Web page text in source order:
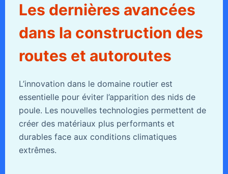
Les dernières avancées
dans la construction des
routes et autoroutes
L’innovation dans le domaine routier est
essentielle pour éviter l’apparition des nids de
poule. Les nouvelles technologies permettent de
créer des matériaux plus performants et
durables face aux conditions climatiques
extrêmes.